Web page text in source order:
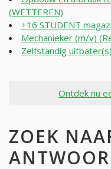
(WETTEREN)
+16 STUDENT
Mechanieker (m/v)
Zelfstandig
Ontdek nu
ZOEK